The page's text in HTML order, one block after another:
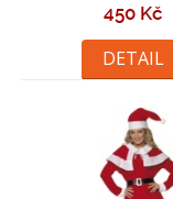
450 Kč
DETAIL